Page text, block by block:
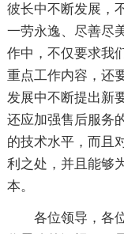
彼长中不断发展，
一劳永逸、尽善尽
作中，不仅要求我
重点工作内容，还
发展中不断提出新
还应加强售后服务
的技术水平，而且
利之处，并且能够
本。
各位领导，各位